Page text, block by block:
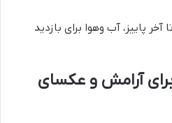
آخر پاییز، آب وهوا برای بازدید
آرامش و عکسای